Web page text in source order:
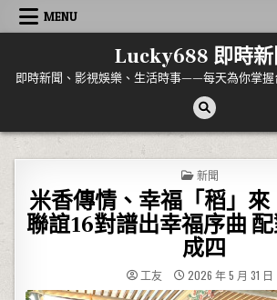
Skip to content
MENU
Lucky688 即時新
即時新聞、影視娛樂、生活時事——每天為你掌握
POSTED IN
新聞
米香傳情、幸福「稻」
聯誼16對譜出幸福序曲
成四
工友 2026 年 5 月 31 日